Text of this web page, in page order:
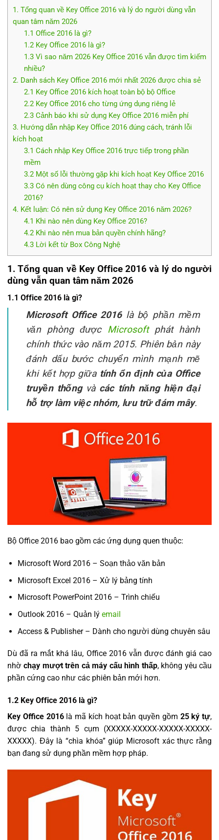
1. Tổng quan về Key Office 2016 và lý do người dùng vẫn
quan tâm năm 2026
1.1 Office 2016 là gì?
1.2 Key Office 2016 là gì?
1.3 Vì sao năm 2026 Key Office 2016 vẫn được tìm kiếm
nhiều?
2. Danh sách Key Office 2016 mới nhất 2026 được chia sẻ
2.1 Key Office 2016 kích hoạt toàn bộ bộ Office
2.2 Key Office 2016 cho từng ứng dụng riêng lẻ
2.3 Cảnh báo khi sử dụng Key Office 2016 miễn phí
3. Hướng dẫn nhập Key Office 2016 đúng cách, tránh lỗi
kích hoạt
3.1 Cách nhập Key Office 2016 trực tiếp trong phần
mềm
3.2 Một số lỗi thường gặp khi kích hoạt Key Office 2016
3.3 Có nên dùng công cụ kích hoạt thay cho Key Office
2016?
4. Kết luận: Có nên sử dụng Key Office 2016 năm 2026?
4.1 Khi nào nên dùng Key Office 2016?
4.2 Khi nào nên mua bản quyền chính hãng?
4.3 Lời kết từ Box Công Nghệ
1. Tổng quan về Key Office 2016 và lý do người
dùng vẫn quan tâm năm 2026
1.1 Office 2016 là gì?
Microsoft Office 2016là bộ phần mềm
văn phòng được Microsoftphát hành
chính thức vào năm 2015. Phiên bản này
đánh dấu bước chuyển mình mạnh mẽ
khi kết hợp giữa tính ổn định của Office
truyền thốngvà các tính năng hiện đại
hỗ trợ làm việc nhóm, lưu trữ đám mây.
Bộ Office 2016 bao gồm các ứng dụng quen thuộc:
Microsoft Word 2016 – Soạn thảo văn bản
Microsoft Excel 2016 – Xử lý bảng tính
Microsoft PowerPoint 2016 – Trình chiếu
Outlook 2016 – Quản lý email
Access & Publisher – Dành cho người dùng chuyên sâu
Dù đã ra mắt khá lâu, Office 2016 vẫn được đánh giá cao
nhờchạy mượt trên cả máy cấu hình thấp, không yêu cầu
phần cứng cao như các phiên bản mới hơn.
1.2 Key Office 2016 là gì?
Key Office 2016là mã kích hoạt bản quyền gồm 25 ký tự,
được chia thành 5 cụm (XXXXX-XXXXX-XXXXX-XXXXX-
XXXXX). Đây là “chìa khóa” giúp Microsoft xác thực rằng
bạn đang sử dụng phần mềm hợp pháp.